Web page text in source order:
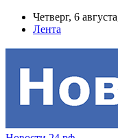
Четверг, 6
Лента